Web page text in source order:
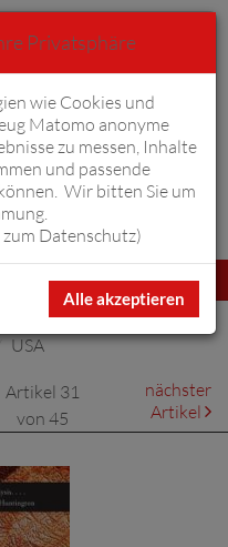
Warenkorb 0
USA
Artikel 31
von 45
nächster
Artikel
Privatsphäre
wie Cookies und
Matomo anonyme
zu messen, Inhalte
und passende
Wir bitten Sie um
Datenschutz)
Alle akzeptieren